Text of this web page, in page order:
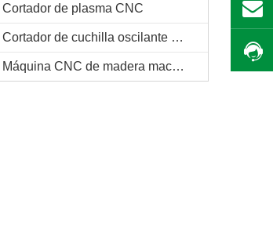
Cortador de plasma CNC
Cortador de cuchilla oscilante CNC
Máquina CNC de madera maciza